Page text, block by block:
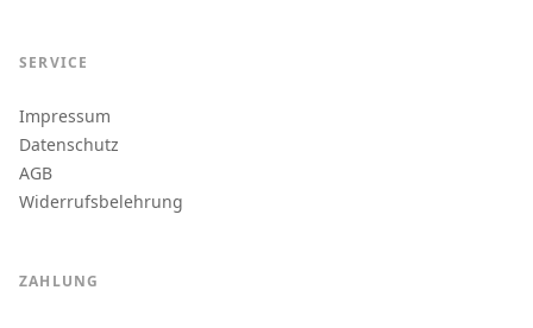
SERVICE
Impressum
Datenschutz
AGB
Widerrufsbelehrung
ZAHLUNG